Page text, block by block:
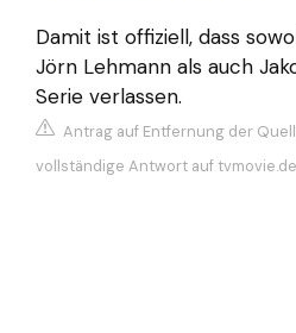
Damit ist offiziell, dass
Jörn Lehmann als auch
Serie verlassen.
Antrag auf Entfernung der
vollständige Antwort auf